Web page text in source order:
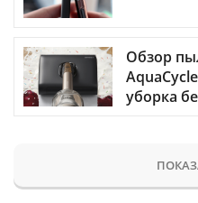
Обзор
уборка